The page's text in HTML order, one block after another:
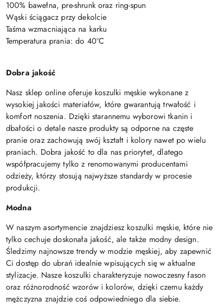
100% bawełna, pre-shrunk oraz ring-spun
Wąski ściągacz przy dekolcie
Taśma wzmacniająca na karku
Temperatura prania: do 40°C
Dobra jakość
Nasz sklep online oferuje koszulki męskie wykonane z
wysokiej jakości materiałów, które gwarantują trwałość i
komfort noszenia. Dzięki starannemu wyborowi tkanin i
dbałości o detale nasze produkty są odporne na częste
pranie oraz zachowują swój kształt i kolory nawet po wielu
praniach. Dobra jakość to dla nas priorytet, dlatego
współpracujemy tylko z renomowanymi producentami
odzieży, którzy stosują najwyższe standardy w procesie
produkcji.
Modna
W naszym asortymencie znajdziesz koszulki męskie, które nie
tylko cechuje doskonała jakość, ale także modny design.
Śledzimy najnowsze trendy w modzie męskiej, aby zapewnić
Ci dostęp do ubrań idealnie wpisujących się w aktualne
stylizacje. Nasze koszulki charakteryzuje nowoczesny fason
oraz różnorodność wzorów i kolorów, dzięki czemu każdy
mężczyzna znajdzie coś odpowiedniego dla siebie.